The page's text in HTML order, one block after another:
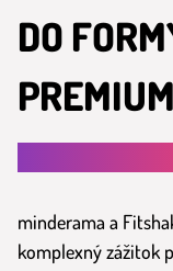
DO
minderama a
komplexný zážitok